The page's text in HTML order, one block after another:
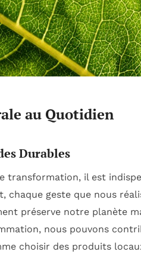
au Quotidien
Durables
transformation, il est
chaque geste que nous
préserve notre planète
nous pouvons
choisir des produits